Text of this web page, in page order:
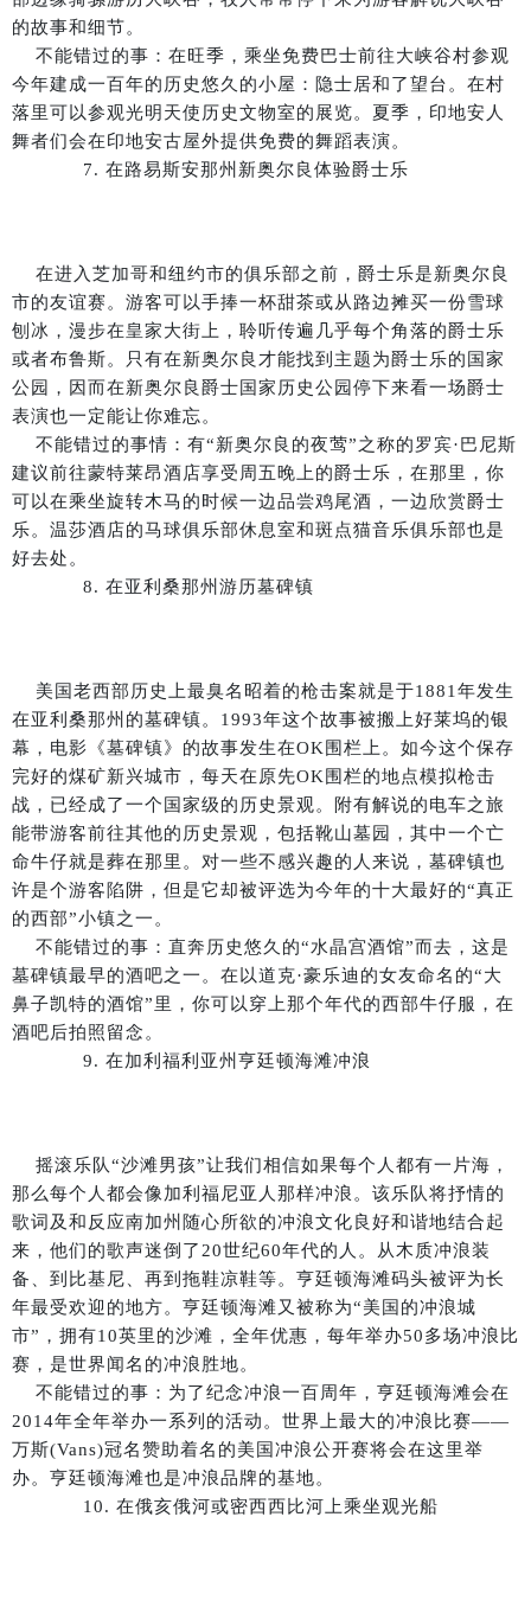
的故事和细节。
不能错过的事：在旺季，乘坐免费巴士前往大峡谷村参观
今年建成一百年的历史悠久的小屋：隐士居和了望台。在村
落里可以参观光明天使历史文物室的展览。夏季，印地安人
舞者们会在印地安古屋外提供免费的舞蹈表演。
7. 在路易斯安那州新奥尔良体验爵士乐
在进入芝加哥和纽约市的俱乐部之前，爵士乐是新奥尔良
市的友谊赛。游客可以手捧一杯甜茶或从路边摊买一份雪球
刨冰，漫步在皇家大街上，聆听传遍几乎每个角落的爵士乐
或者布鲁斯。只有在新奥尔良才能找到主题为爵士乐的国家
公园，因而在新奥尔良爵士国家历史公园停下来看一场爵士
表演也一定能让你难忘。
不能错过的事情：有“新奥尔良的夜莺”之称的罗宾·巴尼斯
建议前往蒙特莱昂酒店享受周五晚上的爵士乐，在那里，你
可以在乘坐旋转木马的时候一边品尝鸡尾酒，一边欣赏爵士
乐。温莎酒店的马球俱乐部休息室和斑点猫音乐俱乐部也是
好去处。
8. 在亚利桑那州游历墓碑镇
美国老西部历史上最臭名昭着的枪击案就是于1881年发生
在亚利桑那州的墓碑镇。1993年这个故事被搬上好莱坞的银
幕，电影《墓碑镇》的故事发生在OK围栏上。如今这个保存
完好的煤矿新兴城市，每天在原先OK围栏的地点模拟枪击
战，已经成了一个国家级的历史景观。附有解说的电车之旅
能带游客前往其他的历史景观，包括靴山墓园，其中一个亡
命牛仔就是葬在那里。对一些不感兴趣的人来说，墓碑镇也
许是个游客陷阱，但是它却被评选为今年的十大最好的“真正
的西部”小镇之一。
不能错过的事：直奔历史悠久的“水晶宫酒馆”而去，这是
墓碑镇最早的酒吧之一。在以道克·豪乐迪的女友命名的“大
鼻子凯特的酒馆”里，你可以穿上那个年代的西部牛仔服，在
酒吧后拍照留念。
9. 在加利福利亚州亨廷顿海滩冲浪
摇滚乐队“沙滩男孩”让我们相信如果每个人都有一片海，
那么每个人都会像加利福尼亚人那样冲浪。该乐队将抒情的
歌词及和反应南加州随心所欲的冲浪文化良好和谐地结合起
来，他们的歌声迷倒了20世纪60年代的人。从木质冲浪装
备、到比基尼、再到拖鞋凉鞋等。亨廷顿海滩码头被评为长
年最受欢迎的地方。亨廷顿海滩又被称为“美国的冲浪城
市”，拥有10英里的沙滩，全年优惠，每年举办50多场冲浪比
赛，是世界闻名的冲浪胜地。
不能错过的事：为了纪念冲浪一百周年，亨廷顿海滩会在
2014年全年举办一系列的活动。世界上最大的冲浪比赛——
万斯(Vans)冠名赞助着名的美国冲浪公开赛将会在这里举
办。亨廷顿海滩也是冲浪品牌的基地。
10. 在俄亥俄河或密西西比河上乘坐观光船